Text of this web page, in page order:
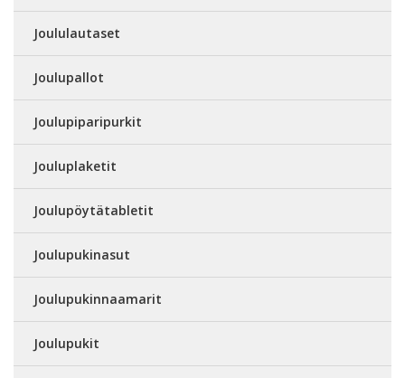
Joululautaset
Joulupallot
Joulupiparipurkit
Jouluplaketit
Joulupöytätabletit
Joulupukinasut
Joulupukinnaamarit
Joulupukit